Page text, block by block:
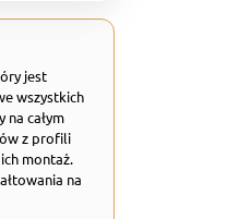
jest
wszystkich
całym
z profili
montaż.
na